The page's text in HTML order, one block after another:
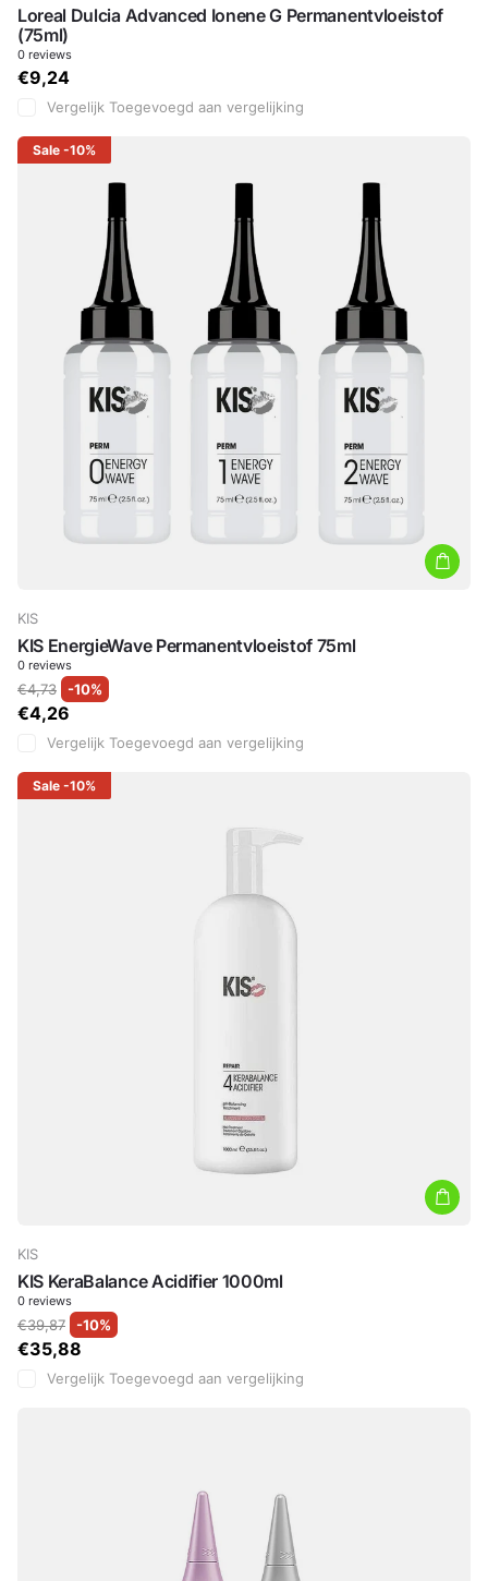
Loreal Dulcia Advanced Ionene G Permanentvloeistof
(75ml)
0 reviews
€9,24
Vergelijk Toegevoegd aan vergelijking
Sale -10%
KIS
KIS EnergieWave Permanentvloeistof 75ml
0 reviews
€4,73 -10%
€4,26
Vergelijk Toegevoegd aan vergelijking
Sale -10%
KIS
KIS KeraBalance Acidifier 1000ml
0 reviews
€39,87 -10%
€35,88
Vergelijk Toegevoegd aan vergelijking